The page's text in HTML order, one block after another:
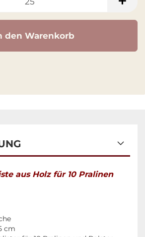
den Warenkorb
aus Holz für 10 Pralinen
cm